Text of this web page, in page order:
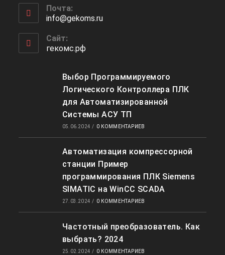
приложении
в
вашем
приложении
Почта:
info@gekoms.ruОткроется
Сайт:
гекомс.рф
Выбор Программируемого
Логического Контроллера ПЛК
для Автоматизированной
Системы АСУ ТП
05.06.2024 / 0 КОММЕНТАРИЕВ
Автоматизация компрессорной
станции Пример
программирования ПЛК Siemens
SIMATIC на WinCC SCADA
27.03.2024 / 0 КОММЕНТАРИЕВ
Частотный преобразователь. Как
выбрать? 2024
25.02.2024 / 0 КОММЕНТАРИЕВ